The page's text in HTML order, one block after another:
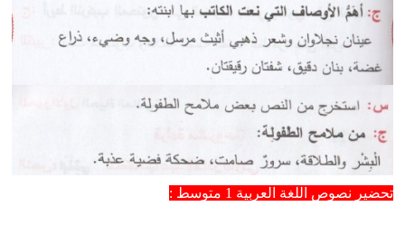
تحضير نصوص اللغة العربية 1 متوسط :